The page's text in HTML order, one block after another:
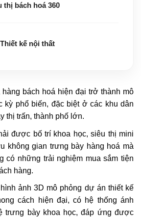
thị bách hoá 360
Thiết kế nội thất
bách hoá hiện đại trở thành mô
kỳ phổ biến, đặc biệt ở các khu dân
thị trấn, thành phố lớn.
được bố trí khoa học, siêu thị mini
không gian trưng bày hàng hoá mà
có những trải nghiệm mua sắm tiện
hàng.
ảnh 3D mô phỏng dự án thiết kế
cách hiện đại, có hệ thống ánh
trưng bày khoa học, đáp ứng được